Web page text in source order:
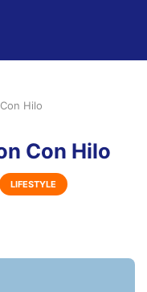
Hilo
Con Hilo
LIFESTYLE